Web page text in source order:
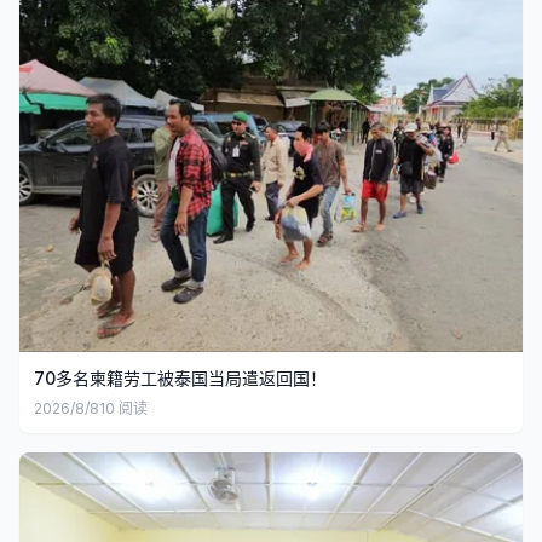
70多名柬籍劳工被泰国当局遣返回国！
2026/8/810 阅读